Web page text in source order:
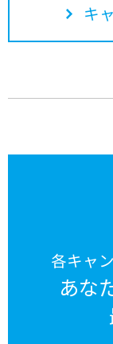
キ
各キャ
あな